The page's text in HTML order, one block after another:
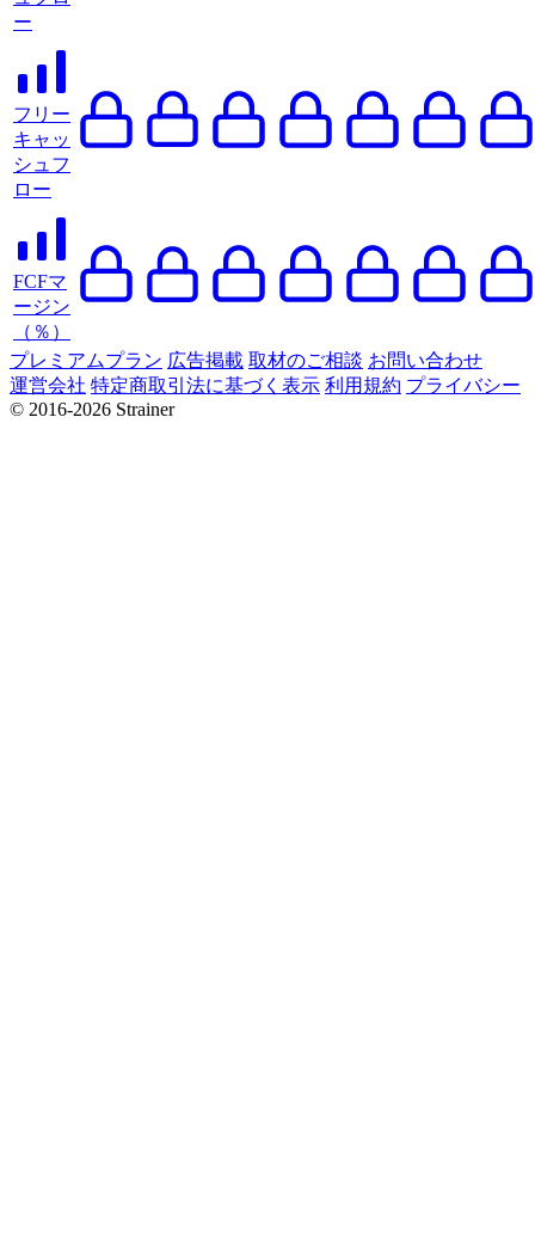
ー
フリー
キャッ
シュフ
ロー
FCFマ
ージン
（％）
プレミアムプラン 広告掲載 取材のご相談 お問い合わせ
運営会社 特定商取引法に基づく表示 利用規約 プライバシー
© 2016-2026 Strainer